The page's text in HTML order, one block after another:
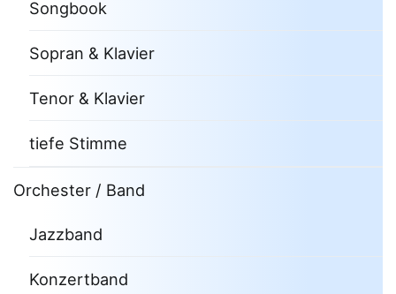
Songbook
Sopran & Klavier
Tenor & Klavier
tiefe Stimme
Orchester / Band
Jazzband
Konzertband